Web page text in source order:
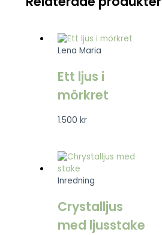
Lena Maria
Ett ljus i
mörkret
1.500kr
Inredning
Crystalljus
med ljusstake